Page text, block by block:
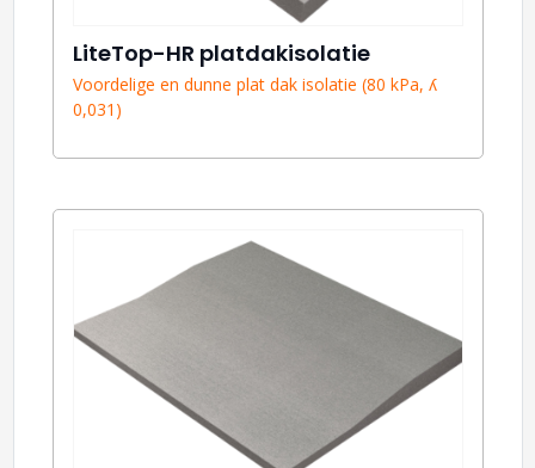
LiteTop-HR platdakisolatie
Voordelige en dunne plat dak isolatie (80 kPa, ʎ
0,031)